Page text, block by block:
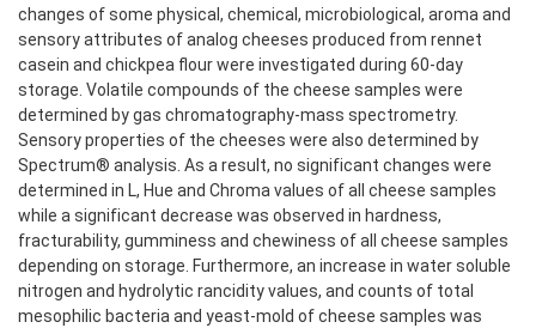
changes of some physical, chemical, microbiological, aroma and
sensory attributes of analog cheeses produced from rennet
casein and chickpea flour were investigated during 60-day
storage. Volatile compounds of the cheese samples were
determined by gas chromatography-mass spectrometry.
Sensory properties of the cheeses were also determined by
Spectrum® analysis. As a result, no significant changes were
determined in L, Hue and Chroma values of all cheese samples
while a significant decrease was observed in hardness,
fracturability, gumminess and chewiness of all cheese samples
depending on storage. Furthermore, an increase in water soluble
nitrogen and hydrolytic rancidity values, and counts of total
mesophilic bacteria and yeast-mold of cheese samples was